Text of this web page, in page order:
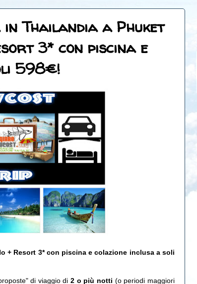
Thailandia a Phuket
3* con piscina e
598€!
+ Resort 3* con piscina e colazione inclusa a soli
di viaggio di2 o più notti (o periodi maggiori